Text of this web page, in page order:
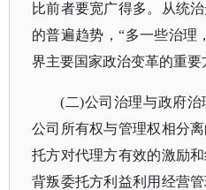
比前者要宽广得多。从统
的普遍趋势，“多一些治理
界主要国家政治变革的重要
(二)公司治理与政府
公司所有权与管理权相分
托方对代理方有效的激励
背叛委托方利益利用经营